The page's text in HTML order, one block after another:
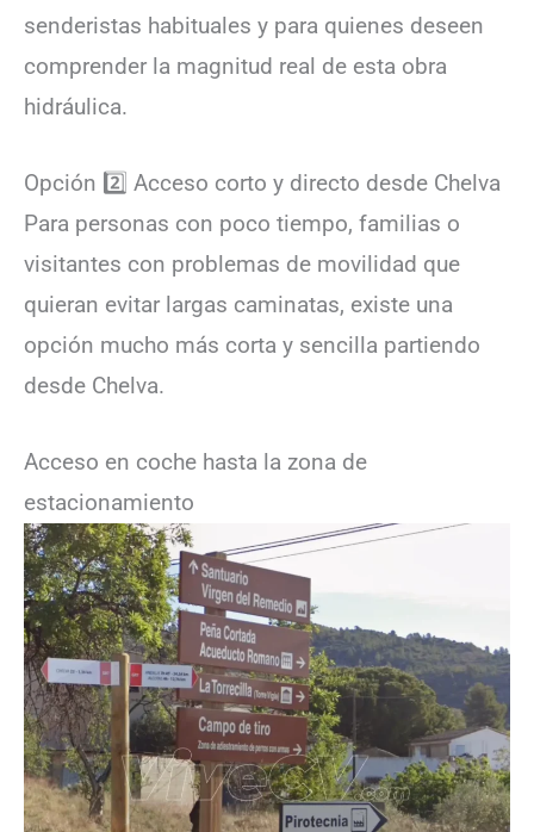
senderistas habituales y para quienes deseen
comprender la magnitud real de esta obra
hidráulica.
Opción 2️⃣ Acceso corto y directo desde Chelva
Para personas con poco tiempo, familias o
visitantes con problemas de movilidad que
quieran evitar largas caminatas, existe una
opción mucho más corta y sencilla partiendo
desde Chelva.
Acceso en coche hasta la zona de
estacionamiento